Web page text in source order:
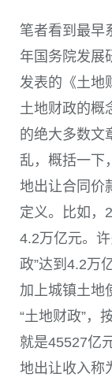
笔者看到最早
年国务院发展
发表的《土地
土地财政的概
的绝大多数文
乱，概括一下
地出让合同价
定义。比如，
4.2万亿元。
政”达到4.2万
加上城镇土地
“土地财政”，
就是45527亿
地出让收入称